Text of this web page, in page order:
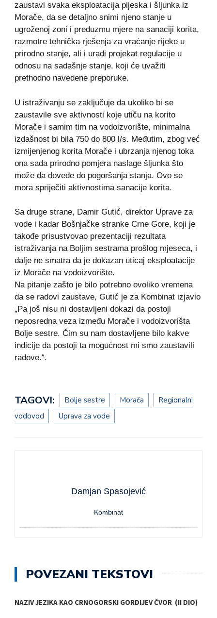
zaustavi svaka eksploatacija pijeska i šljunka iz
Morače, da se detaljno snimi njeno stanje u
ugroženoj zoni i preduzmu mjere na sanaciji korita,
razmotre tehnička rješenja za vraćanje rijeke u
prirodno stanje, ali i uradi projekat regulacije u
odnosu na sadašnje stanje, koji će uvažiti
prethodno navedene preporuke.
U istraživanju se zaključuje da ukoliko bi se
zaustavile sve aktivnosti koje utiču na korito
Morače i samim tim na vodoizvorište, minimalna
izdašnost bi bila 750 do 800 l/s. Međutim, zbog već
izmijenjenog korita Morače i ubrzanja njenog toka
ona sada prirodno pomjera naslage šljunka što
može da dovede do pogoršanja stanja. Ovo se
mora spriječiti aktivnostima sanacije korita.
Sa druge strane, Damir Gutić, direktor Uprave za
vode i kadar Bošnjačke stranke Crne Gore, koji je
takođe prisustvovao prezentaciji rezultata
istraživanja na Boljim sestrama prošlog mjeseca, i
dalje ne smatra da je dokazan uticaj eksploatacije
iz Morače na vodoizvorište.
Na pitanje zašto je bilo potrebno ovoliko vremena
da se radovi zaustave, Gutić je za Kombinat izjavio
„Pa još nisu ni dostavljeni dokazi da postoji
neposredna veza između Morače i vodoizvorišta
Bolje sestre. Čim su nam dostavljene bilo kakve
indicije da postoji ta mogućnost mi smo zaustavili
radove.“.
TAGOVI: Bolje sestre Morača
Regionalni
vodovod
Uprava za vode
Damjan Spasojević
Kombinat
POVEZANI TEKSTOVI
NAZIV JEZIKA KAO CRNOGORSKI GORDIJEV ČVOR (II DIO)